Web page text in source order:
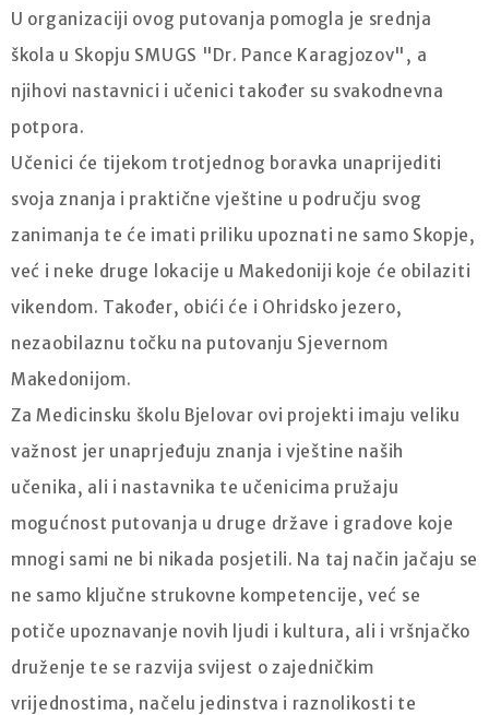
U organizaciji ovog putovanja pomogla je srednja
škola u Skopju SMUGS "Dr. Pance Karagjozov", a
njihovi nastavnici i učenici također su svakodnevna
potpora.
Učenici će tijekom trotjednog boravka unaprijediti
svoja znanja i praktične vještine u području svog
zanimanja te će imati priliku upoznati ne samo Skopje,
već i neke druge lokacije u Makedoniji koje će obilaziti
vikendom. Također, obići će i Ohridsko jezero,
nezaobilaznu točku na putovanju Sjevernom
Makedonijom.
Za Medicinsku školu Bjelovar ovi projekti imaju veliku
važnost jer unaprjeđuju znanja i vještine naših
učenika, ali i nastavnika te učenicima pružaju
mogućnost putovanja u druge države i gradove koje
mnogi sami ne bi nikada posjetili. Na taj način jačaju se
ne samo ključne strukovne kompetencije, već se
potiče upoznavanje novih ljudi i kultura, ali i vršnjačko
druženje te se razvija svijest o zajedničkim
vrijednostima, načelu jedinstva i raznolikosti te